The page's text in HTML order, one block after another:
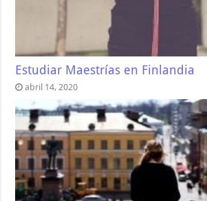
Estudiar Maestrías en Finlandia
abril 14, 2020